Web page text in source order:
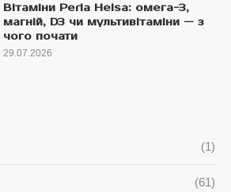
Вітаміни Perla Helsa: омега-3,
магній, D3 чи мультивітаміни — з
чого почати
29.07.2026
(1)
(61)